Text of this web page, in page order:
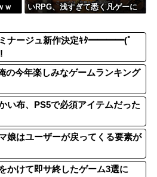
ｗ
いRPG、浅すぎて悉く凡ゲーに
ミナージュ新作決定ｷﾀ━━━━(ﾟ
の今年楽しみなゲームランキング
い布、PS5で必須アイテムだった
娘はユーザーが戻ってくる要素が
かけて即サ終したゲーム3選に